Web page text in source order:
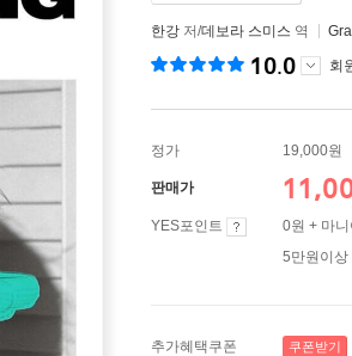
한강 저/데보라 스미스 역
10.0 회
정가 19,000원
판매가
YES포인트
0원 + 마
5만원이상
추가혜택쿠폰 쿠폰받기